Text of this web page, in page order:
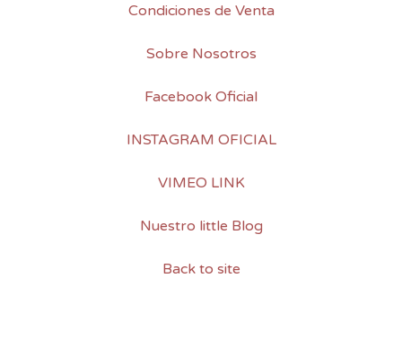
Condiciones de Venta
Sobre Nosotros
Facebook Oficial
INSTAGRAM OFICIAL
VIMEO LINK
Nuestro little Blog
Back to site